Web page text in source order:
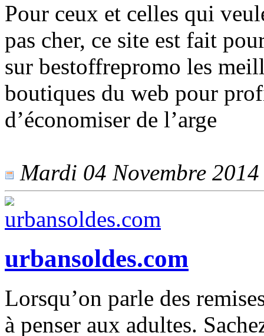
Pour ceux et celles qui
pas cher, ce site est fait
sur bestoffrepromo les
boutiques du web pour
d’économiser de l’arge
Mardi 04 Novembre
urbansoldes.com
Lorsqu’on parle des
à penser aux adultes.